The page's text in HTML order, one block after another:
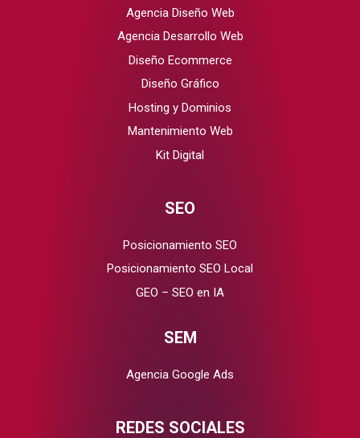
Agencia Diseño Web
Agencia Desarrollo Web
Diseño Ecommerce
Diseño Gráfico
Hosting y Dominios
Mantenimiento Web
Kit Digital
SEO
Posicionamiento SEO
Posicionamiento SEO Local
GEO – SEO en IA
SEM
Agencia Google Ads
REDES SOCIALES